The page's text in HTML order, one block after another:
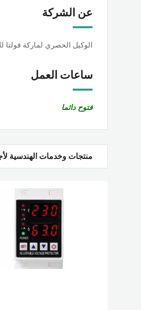
عن الشركة
الوكيل الحصري لماركة
ساعات العمل
فتوح دائما
منتجات وخدمات الهندسية